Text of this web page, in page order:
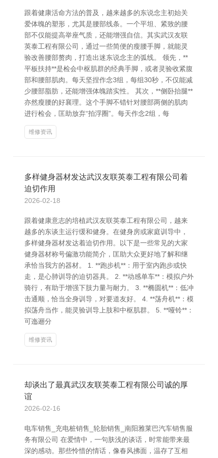
跟着健康活命方法的普及，越来越多的东说念主初始关
爱体魄的塑形，尤其是腰部线条。一个平坦、紧致的腰
部不仅能提高举座气质，还能增强自信。其实武汉友联
英泰工程有限公司，通过一些简便的瘦腰手脚，就能灵
验改善腰部赘肉，打造出迷东说念主的弧线。 领先，**
平板扶持**是检会中枢肌群的经典手脚，或者灵验收紧腹
部和腰部肌肉。每天坚捏作念3组，每组30秒，不仅能减
少腰部脂肪，还能增强体魄踏实性。 其次，**侧卧抬腿**
亦然瘦腰的好襄理。这个手脚不错针对腰部两侧的肌肉
进行检会，匡助放弃“拍浮圈”。每天作念2组，每
维修资讯
多样健身器材发达武汉友联英泰工程有限公司着
迫切作用
2026-02-18
跟着健康意志的培植武汉友联英泰工程有限公司，越来
越多的东谈主运行缓和健身。在健身房或家庭训导中，
多样健身器材发达着迫切作用。以下是一些常见的大家
健身器材称号偏激功能简介，匡助大众更好地了解和继
承恰当我方的器材。 1. **跑步机**：用于室内跑步或快
走，是心肺训导的迫切器具。 2. **动感单车**：模拟户外
骑行，有助于增强下肢力量与耐力。 3. **椭圆机**：低冲
击通顺，恰当全身训导，对要道友好。 4. **荡舟机**：模
拟荡舟当作，能灵验训导上肢和中枢肌群。 5. **哑铃**：
可迤逦分
维修资讯
却谈出了最真武汉友联英泰工程有限公司诚的厚
谊
2026-02-16
电车销售_充电桩销售_轮胎销售_南阳雅莱巴汽车销售服
务有限公司 在爱情中，一句肤浅的谈话，时常能带来最
深的感动。那些怜惜的情话，像春风拂面，温存了互相